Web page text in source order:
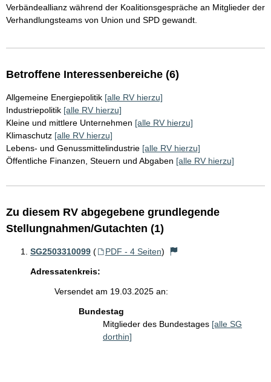
Verbändeallianz während der Koalitionsgespräche an Mitglieder der
Verhandlungsteams von Union und SPD gewandt.
Betroffene Interessenbereiche (6)
Allgemeine Energiepolitik [alle RV hierzu]
Industriepolitik [alle RV hierzu]
Kleine und mittlere Unternehmen [alle RV hierzu]
Klimaschutz [alle RV hierzu]
Lebens- und Genussmittelindustrie [alle RV hierzu]
Öffentliche Finanzen, Steuern und Abgaben [alle RV hierzu]
Zu diesem RV abgegebene grundlegende
Stellungnahmen/Gutachten (1)
SG2503310099 ( PDF - 4 Seiten)
Adressatenkreis:
Versendet am 19.03.2025 an:
Bundestag
Mitglieder des Bundestages [alle SG
dorthin]